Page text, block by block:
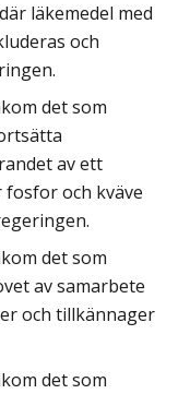
läkemedel med
och
det som
av ett
och kväve
det som
av samarbete
och tillkännager
det som